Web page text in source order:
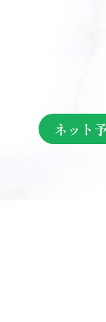
ネット